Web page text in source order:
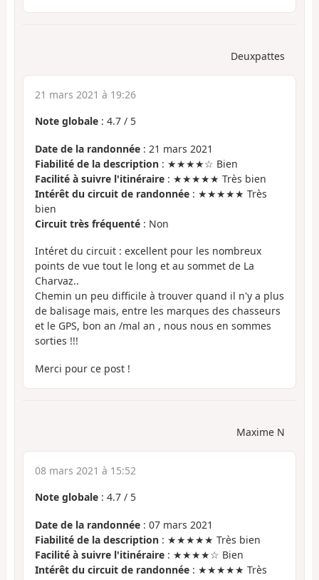
Deuxpattes
21 mars 2021 à 19:26
Note globale : 4.7 / 5
Date de la randonnée : 21 mars 2021
Fiabilité de la description : ★★★★☆ Bien
Facilité à suivre l'itinéraire : ★★★★★ Très bien
Intérêt du circuit de randonnée : ★★★★★ Très
bien
Circuit très fréquenté : Non
Intéret du circuit : excellent pour les nombreux
points de vue tout le long et au sommet de La
Charvaz..
Chemin un peu difficile à trouver quand il n'y a plus
de balisage mais, entre les marques des chasseurs
et le GPS, bon an /mal an , nous nous en sommes
sorties !!!
Merci pour ce post !
Maxime N
08 mars 2021 à 15:52
Note globale : 4.7 / 5
Date de la randonnée : 07 mars 2021
Fiabilité de la description : ★★★★★ Très bien
Facilité à suivre l'itinéraire : ★★★★☆ Bien
Intérêt du circuit de randonnée : ★★★★★ Très